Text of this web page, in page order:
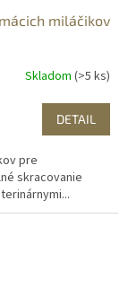
miláčikov
Skladom (>5 ks)
DETAIL
pre
skracovanie